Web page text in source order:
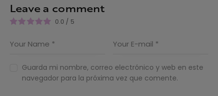
Leave a comment
0.0 / 5
Guarda mi nombre, correo electrónico y web en este
navegador para la próxima vez que comente.